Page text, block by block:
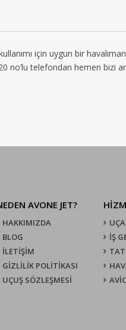
için uygun bir
no’lu telefondan hemen bizi
AVONE JET?
HAKKIMIZDA
BLOG
İLETİŞİM
GİZLİLİK POLİTİKASI
UÇUŞ SÖZLEŞMESI
İŞ